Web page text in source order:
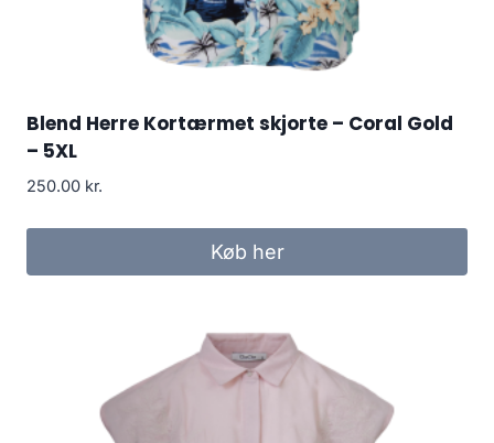
Blend Herre Kortærmet skjorte – Coral Gold
– 5XL
250.00 kr.
Køb her